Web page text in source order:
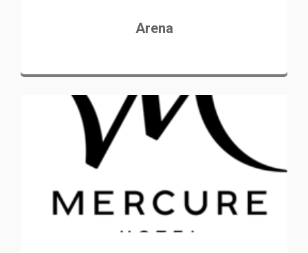
Arena